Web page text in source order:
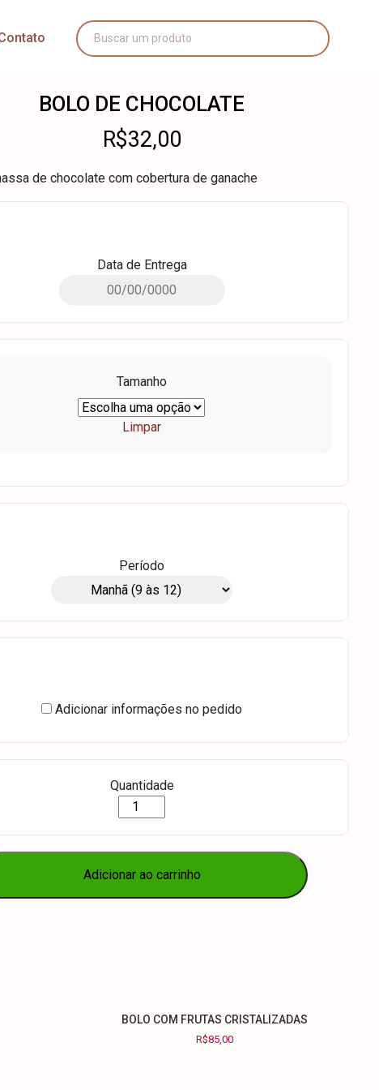
BOLO DE CHOCOLATE
R$32,00
de chocolate com cobertura de ganache
Data de Entrega
Tamanho
Limpar
Período
Adicionar informações no pedido
Quantidade
BOLO
DE
Adicionar ao carrinho
BOLO COM FRUTAS CRISTALIZADAS
R$85,00